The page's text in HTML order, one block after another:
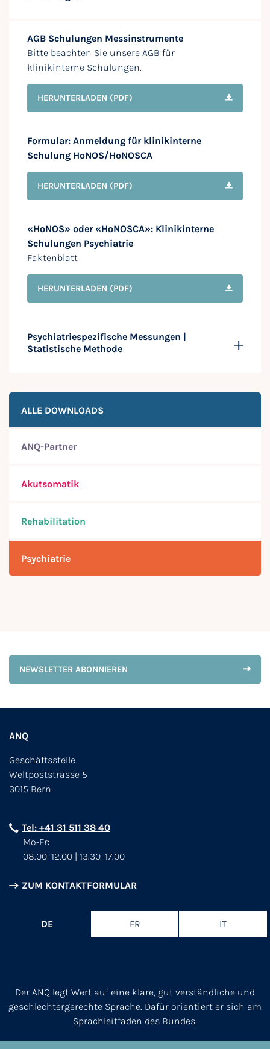
ALLE DOWNLOADS
ANQ-Partner
Akutsomatik
Rehabilitation
Psychiatrie
AGB Schulungen Messinstrumente
Bitte beachten Sie unsere AGB für
klinikinterne Schulungen.
HERUNTERLADEN (PDF)
Formular: Anmeldung für klinikinterne
Schulung HoNOS/HoNOSCA
HERUNTERLADEN (PDF)
«HoNOS» oder «HoNOSCA»: Klinikinterne
Schulungen Psychiatrie
Faktenblatt
HERUNTERLADEN (PDF)
Psychiatriespezifische Messungen |
Statistische Methode
NEWSLETTER ABONNIEREN
ANQ
Geschäftsstelle
Weltpoststrasse 5
3015 Bern
Tel: +41 31 511 38 40
Mo-Fr:
08.00–12.00 | 13.30–17.00
ZUM KONTAKTFORMULAR
DE FR IT
Der ANQ legt Wert auf eine klare, gut verständliche und
geschlechtergerechte Sprache. Dafür orientiert er sich am
Sprachleitfaden des Bundes.